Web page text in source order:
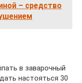
– средство
в заварочный
настояться 30